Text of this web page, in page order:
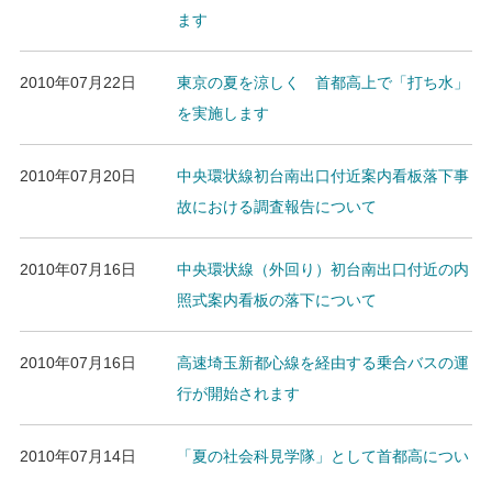
ます
2010年07月22日
東京の夏を涼しく 首都高上で「打ち水」
を実施します
2010年07月20日
中央環状線初台南出口付近案内看板落下事
故における調査報告について
2010年07月16日
中央環状線（外回り）初台南出口付近の内
照式案内看板の落下について
2010年07月16日
高速埼玉新都心線を経由する乗合バスの運
行が開始されます
2010年07月14日
「夏の社会科見学隊」として首都高につい